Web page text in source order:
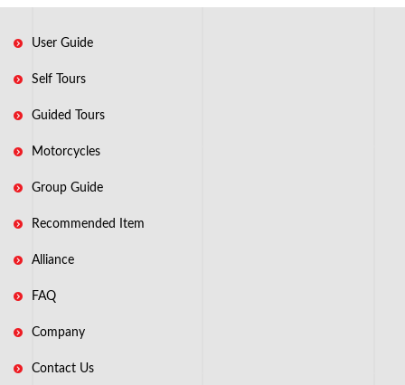
User Guide
Self Tours
Guided Tours
Motorcycles
Group Guide
Recommended Item
Alliance
FAQ
Company
Contact Us